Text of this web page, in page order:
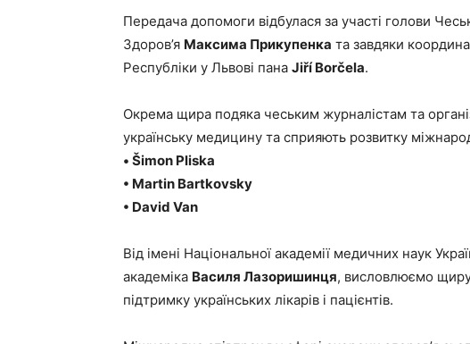
Передача допомоги відбулася за участі голови
Здоров’я Максима Прикупенка та завдяки
Республіки у Львові пана Jiří Borčela.
Окрема щира подяка чеським журналістам та
українську медицину та сприяють розвитку
• Šimon Pliska
• Martin Bartkovsky
• David Van
Від імені Національної академії медичних наук
академіка Василя Лазоришинця, висловлюємо
підтримку українських лікарів і пацієнтів.